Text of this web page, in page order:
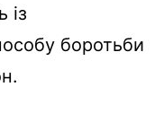
із
боротьби